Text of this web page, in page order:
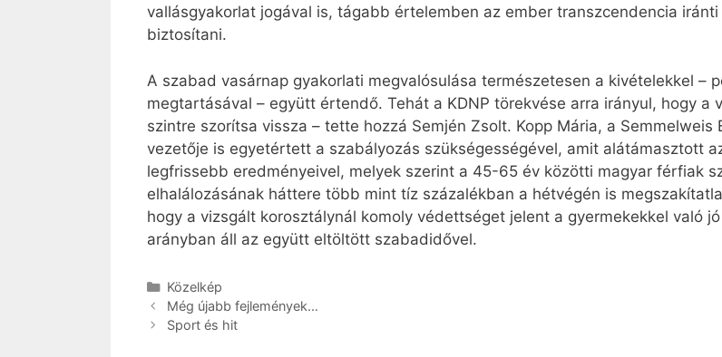
vallásgyakorlat jogával is, tágabb értelemben az ember transzcendencia
biztosítani.
A szabad vasárnap gyakorlati megvalósulása természetesen a kivételekkel –
megtartásával – együtt értendő. Tehát a KDNP törekvése arra irányul, hogy
szintre szorítsa vissza – tette hozzá Semjén Zsolt. Kopp Mária, a
vezetője is egyetértett a szabályozás szükségességével, amit alátámasztott
legfrissebb eredményeivel, melyek szerint a 45-65 év közötti magyar férfiak
elhalálozásának háttere több mint tíz százalékban a hétvégén is
hogy a vizsgált korosztálynál komoly védettséget jelent a gyermekekkel való
arányban áll az együtt eltöltött szabadidővel.
Kategória
Közelkép
Még újabb fejlemények…
Sport és hit